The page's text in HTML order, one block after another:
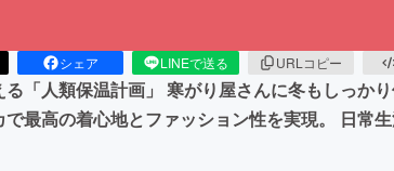
シェア LINEで送る URLコピー
「人類保温計画」 寒がり屋さんに冬もしっか
で最高の着心地とファッション性を実現。 日常